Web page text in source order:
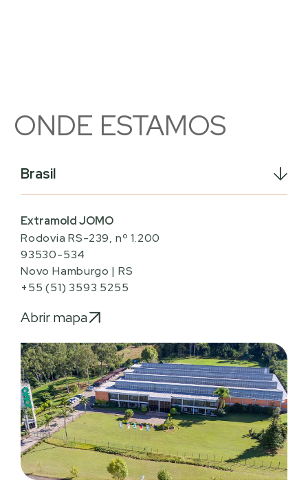
ONDE ESTAMOS
Brasil
Extramold JOMO
Rodovia RS-239, nº 1.200
93530-534
Novo Hamburgo | RS
+55 (51) 3593 5255
Abrir mapa